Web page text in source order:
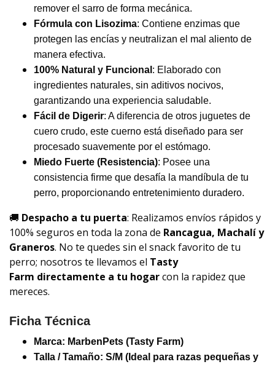
remover el sarro de forma mecánica.
Fórmula con Lisozima: Contiene enzimas que
protegen las encías y neutralizan el mal aliento de
manera efectiva.
100% Natural y Funcional : Elaborado con
ingredientes naturales, sin aditivos nocivos,
garantizando una experiencia saludable.
Fácil de Digerir: A diferencia de otros juguetes de
cuero crudo, este cuerno está diseñado para ser
procesado suavemente por el estómago.
Miedo Fuerte (Resistencia): Posee una
consistencia firme que desafía la mandíbula de tu
perro, proporcionando entretenimiento duradero.
🚚 Despacho a tu puerta: Realizamos envíos rápidos y
100% seguros en toda la zona de Rancagua, Machalí y
Graneros. No te quedes sin el snack favorito de tu
perro; nosotros te llevamos el Tasty
Farm directamente a tu hogarcon la rapidez que
mereces.
Ficha Técnica
Marca: MarbenPets (Tasty Farm)
Talla / Tamaño: S/M (Ideal para razas pequeñas y